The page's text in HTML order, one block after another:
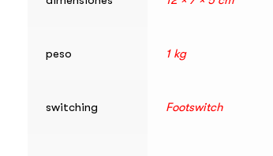
peso 1 kg
switching Footswitch